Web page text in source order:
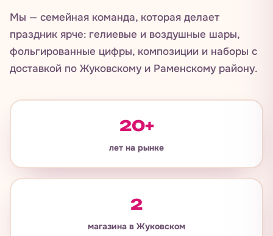
Мы — семейная команда, которая делает
праздник ярче: гелиевые и воздушные шары,
фольгированные цифры, композиции и наборы с
доставкой по Жуковскому и Раменскому району.
20+
лет на рынке
2
магазина в Жуковском